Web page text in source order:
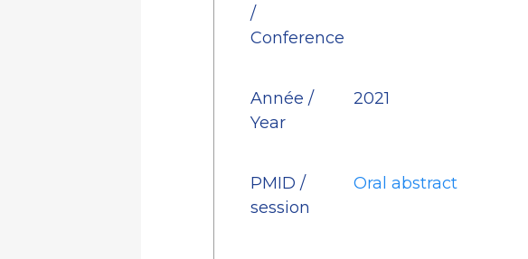
/
Conference
Année /
Year
2021
PMID /
session
Oral abstract